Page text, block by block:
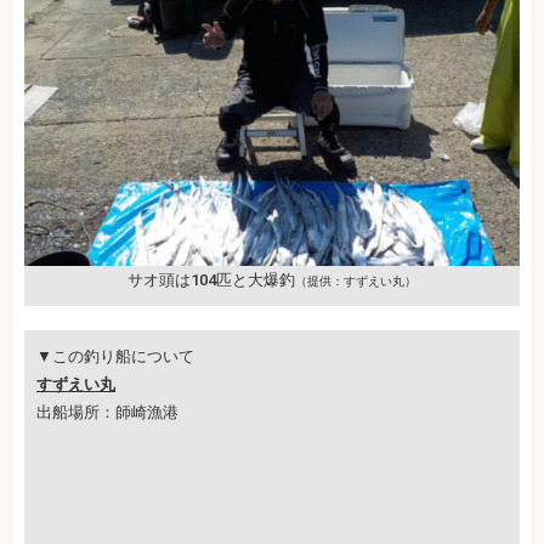
サオ頭は104匹と大爆釣 （提供：すずえい丸）
▼この釣り船について
すずえい丸
出船場所：師崎漁港